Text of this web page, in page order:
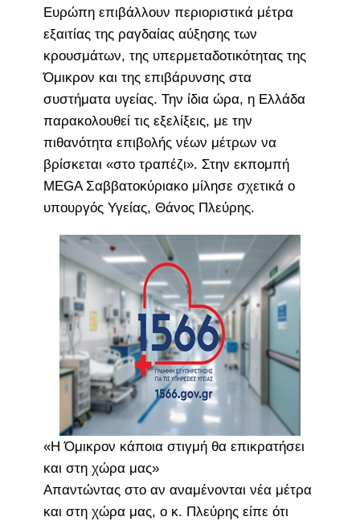
Ευρώπη επιβάλλουν περιοριστικά μέτρα
εξαιτίας της ραγδαίας αύξησης των
κρουσμάτων, της υπερμεταδοτικότητας της
Όμικρον και της επιβάρυνσης στα
συστήματα υγείας. Την ίδια ώρα, η Ελλάδα
παρακολουθεί τις εξελίξεις, με την
πιθανότητα επιβολής νέων μέτρων να
βρίσκεται «στο τραπέζι». Στην εκπομπή
MEGA Σαββατοκύριακο μίλησε σχετικά ο
υπουργός Υγείας, Θάνος Πλεύρης.
«Η Όμικρον κάποια στιγμή θα επικρατήσει
και στη χώρα μας»
Απαντώντας στο αν αναμένονται νέα μέτρα
και στη χώρα μας, ο κ. Πλεύρης είπε ότι